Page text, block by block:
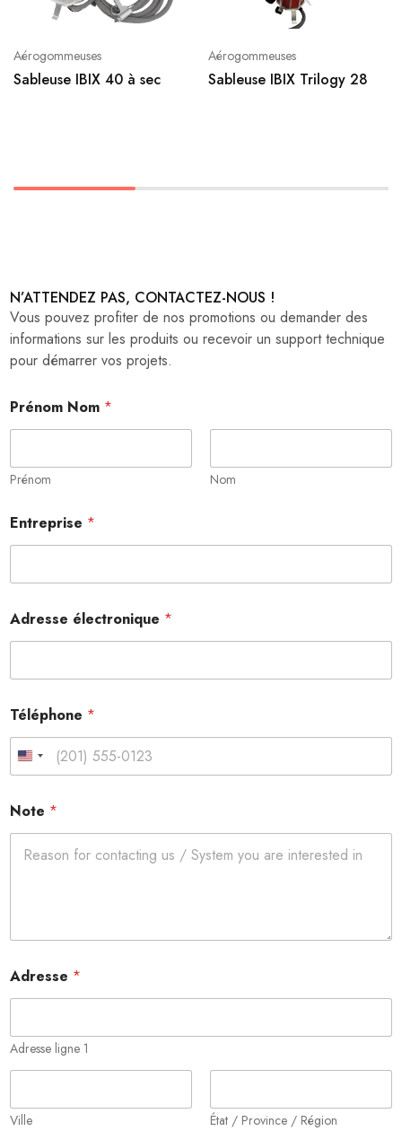
Aérogommeuses
Sableuse IBIX 40 à sec
Aérogommeuses
Sableuse IBIX Trilogy 28
N’ATTENDEZ PAS, CONTACTEZ-NOUS !
Vous pouvez profiter de nos promotions ou demander des
informations sur les produits ou recevoir un support technique
pour démarrer vos projets.
Prénom Nom *
Prénom Nom
Entreprise *
Adresse électronique *
o
m
o
i
t
i
e
t
i
q
u
Téléphone *
United States +1
Note *
Adresse *
Adresse ligne 1
Ville État / Province / Région